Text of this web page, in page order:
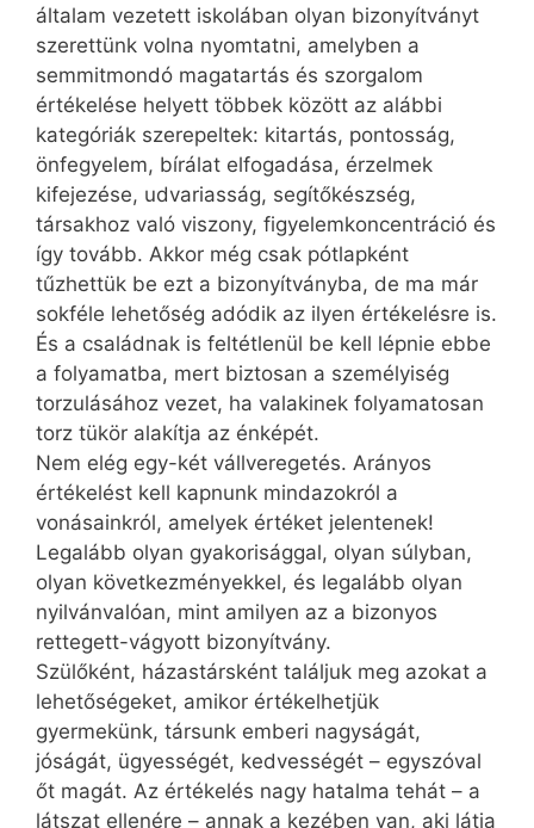
általam vezetett iskolában olyan bizonyítványt
szerettünk volna nyomtatni, amelyben a
semmitmondó magatartás és szorgalom
értékelése helyett többek között az alábbi
kategóriák szerepeltek: kitartás, pontosság,
önfegyelem, bírálat elfogadása, érzelmek
kifejezése, udvariasság, segítőkészség,
társakhoz való viszony, figyelemkoncentráció és
így tovább. Akkor még csak pótlapként
tűzhettük be ezt a bizonyítványba, de ma már
sokféle lehetőség adódik az ilyen értékelésre is.
És a családnak is feltétlenül be kell lépnie ebbe
a folyamatba, mert biztosan a személyiség
torzulásához vezet, ha valakinek folyamatosan
torz tükör alakítja az énképét.
Nem elég egy-két vállveregetés. Arányos
értékelést kell kapnunk mindazokról a
vonásainkról, amelyek értéket jelentenek!
Legalább olyan gyakorisággal, olyan súlyban,
olyan következményekkel, és legalább olyan
nyilvánvalóan, mint amilyen az a bizonyos
rettegett-vágyott bizonyítvány.
Szülőként, házastársként találjuk meg azokat a
lehetőségeket, amikor értékelhetjük
gyermekünk, társunk emberi nagyságát,
jóságát, ügyességét, kedvességét – egyszóval
őt magát. Az értékelés nagy hatalma tehát – a
látszat ellenére – annak a kezében van, aki látja